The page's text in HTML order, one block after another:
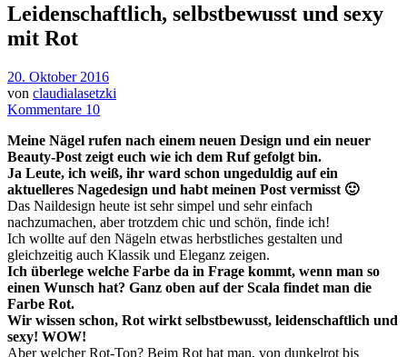
Leidenschaftlich, selbstbewusst und sexy
mit Rot
20. Oktober 2016
von claudialasetzki
Kommentare 10
Meine Nägel rufen nach einem neuen Design und ein neuer
Beauty-Post zeigt euch wie ich dem Ruf gefolgt bin.
Ja Leute, ich weiß, ihr ward schon ungeduldig auf ein
aktuelleres Nagedesign und habt meinen Post vermisst 🙂
Das Naildesign heute ist sehr simpel und sehr einfach
nachzumachen, aber trotzdem chic und schön, finde ich!
Ich wollte auf den Nägeln etwas herbstliches gestalten und
gleichzeitig auch Klassik und Eleganz zeigen.
Ich überlege welche Farbe da in Frage kommt, wenn man so
einen Wunsch hat? Ganz oben auf der Scala findet man die
Farbe Rot.
Wir wissen schon, Rot wirkt selbstbewusst, leidenschaftlich und
sexy! WOW!
Aber welcher Rot-Ton? Beim Rot hat man, von dunkelrot bis